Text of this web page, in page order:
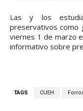
Las y los
preservativos como
viernes 1 de marzo
informativo sobre
TAGS CUEH